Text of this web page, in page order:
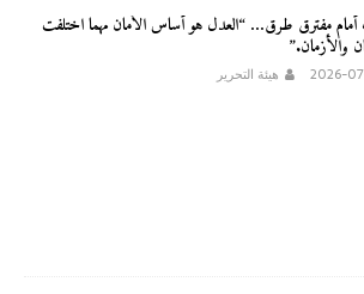
أمام مفترق طرق… “العدل هو أساس الأمان مهما اختلفت
والأزمان.”
2026- هيئة التحرير